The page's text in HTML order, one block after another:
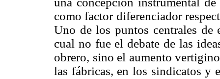
como factor diferenciador
Uno de los puntos centrales de
cual no fue el debate de las
obrero, sino el aumento
las fábricas, en los sindicatos y